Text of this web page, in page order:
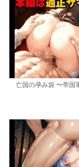
亡国の孕み袋 〜帝国